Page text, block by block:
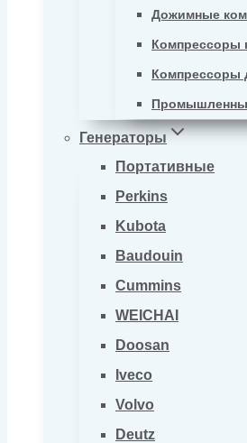
Дожимные
Компрессоры
Компрессоры
Генераторы
Портативные
Perkins
Kubota
Baudouin
Cummins
WEICHAI
Doosan
Iveco
Volvo
Deutz